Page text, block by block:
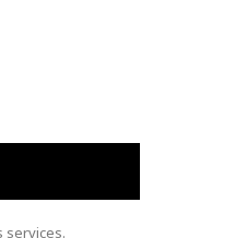
services.